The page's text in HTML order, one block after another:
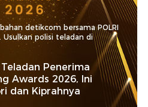
detikcom bersama POLRI
Usulkan polisi teladan di
Penerima
Awards 2026, Ini
dan Kiprahnya